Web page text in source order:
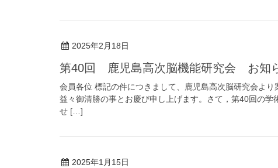
2025年2月18日
第40回 鹿児島高次脳機能研究会 お知
会員各位 標記の件につきまして、鹿児島高次脳研究会よ
益々御清勝の事とお慶び申し上げます。さて，第40回の
せ […]
2025年1月15日